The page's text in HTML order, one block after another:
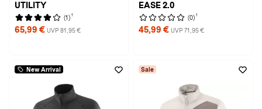
UTILITY
(1) 1
65,99 € UVP 81,95 €
EASE 2.0
(0) 1
45,99 € UVP 71,95 €
New Arrival Sale